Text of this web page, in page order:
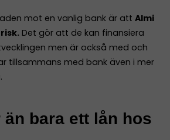
mot en vanlig bank är att Almi
Det gör att de kan finansiera
men är också med och
tillsammans med bank även i mer
än bara ett lån hos